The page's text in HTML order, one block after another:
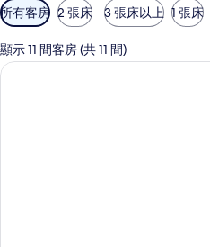
可
用
的
客
所有客房 2 張床 3 張床以上 1 張床
顯示 11 間客房 (共 11 間)